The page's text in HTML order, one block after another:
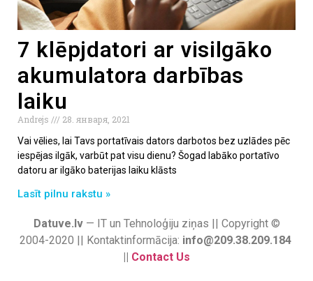
7 klēpjdatori ar visilgāko
akumulatora darbības
laiku
Andrejs
28. января, 2021
Vai vēlies, lai Tavs portatīvais dators darbotos bez uzlādes pēc
iespējas ilgāk, varbūt pat visu dienu? Šogad labāko portatīvo
datoru ar ilgāko baterijas laiku klāsts
Lasīt pilnu rakstu »
Datuve.lv— IT un Tehnoloģiju ziņas || Copyright ©
2004-2020 || Kontaktinformācija: info@209.38.209.184
|| Contact Us